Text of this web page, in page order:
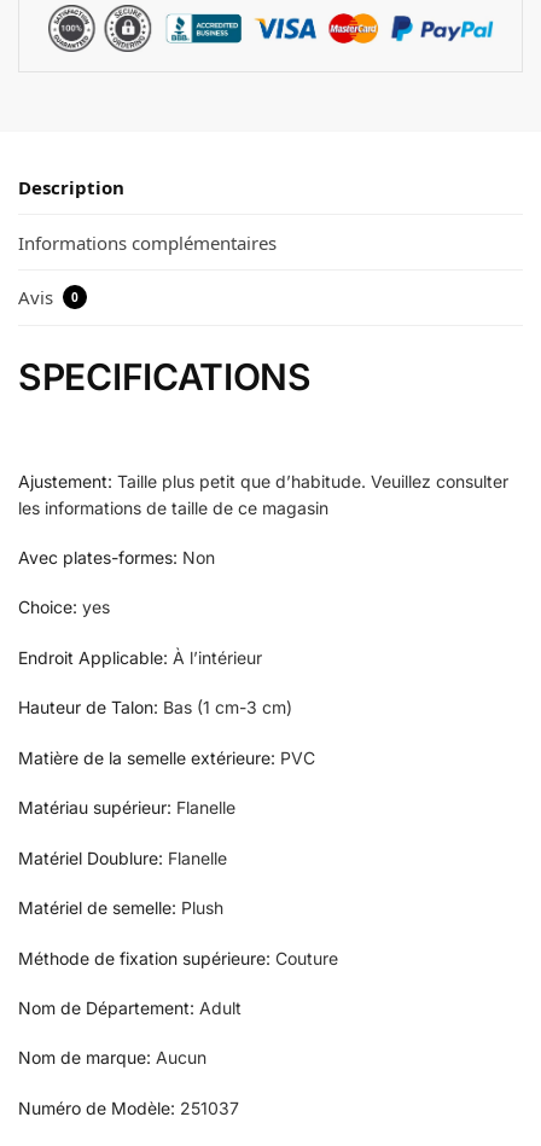
Description
Informations complémentaires
Avis 0
SPECIFICATIONS
Ajustement: Taille plus petit que d’habitude. Veuillez consulter
les informations de taille de ce magasin
Avec plates-formes: Non
Choice: yes
Endroit Applicable: À l’intérieur
Hauteur de Talon: Bas (1 cm-3 cm)
Matière de la semelle extérieure: PVC
Matériau supérieur: Flanelle
Matériel Doublure: Flanelle
Matériel de semelle: Plush
Méthode de fixation supérieure: Couture
Nom de Département: Adult
Nom de marque: Aucun
Numéro de Modèle: 251037